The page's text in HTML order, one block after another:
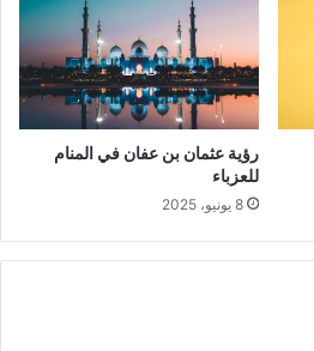
رؤية عثمان بن عفان في المنام
للعزباء
8 يونيو، 2025